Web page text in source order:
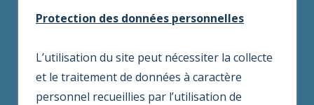
Protection des données personnelles
L’utilisation du site peut nécessiter la collecte
et le traitement de données à caractère
personnel recueillies par l’utilisation de